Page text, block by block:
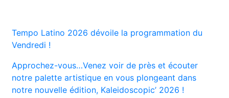
Tempo Latino 2026 dévoile la programmation du
Vendredi !
Approchez-vous…Venez voir de près et écouter
notre palette artistique en vous plongeant dans
notre nouvelle édition, Kaleidoscopic’ 2026 !